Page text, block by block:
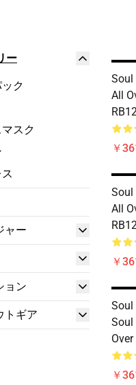
ー
ク
スク
ャー
ョン
トギア
Soul
All
￥
Soul
All
￥
Soul
Soul
￥